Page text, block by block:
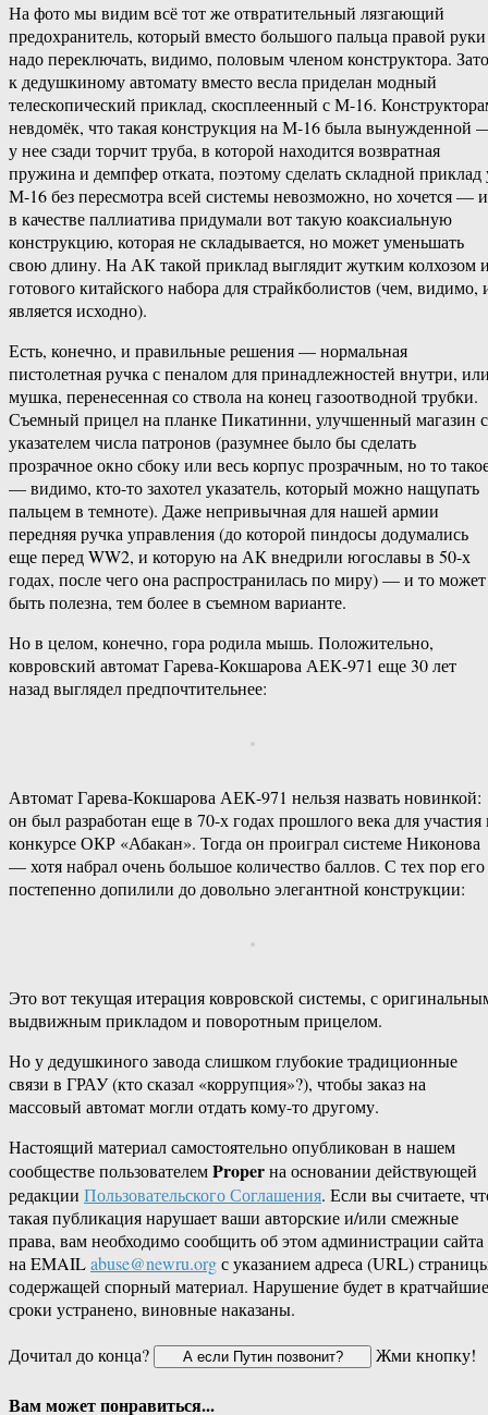
На фото мы видим всё тот же отвратительный лязгающий
предохранитель, который вместо большого пальца правой руки
надо переключать, видимо, половым членом конструктора. Зато
к дедушкиному автомату вместо весла приделан модный
телескопический приклад, скосплеенный с М-16.
невдомёк, что такая конструкция на М-16 была вынужденной
у нее сзади торчит труба, в которой находится возвратная
пружина и демпфер отката, поэтому сделать складной приклад
М-16 без пересмотра всей системы невозможно, но хочется — и
в качестве паллиатива придумали вот такую коаксиальную
конструкцию, которая не складывается, но может уменьшать
свою длину. На АК такой приклад выглядит жутким колхозом
готового китайского набора для страйкболистов (чем, видимо,
является исходно).
Есть, конечно, и правильные решения — нормальная
пистолетная ручка с пеналом для принадлежностей внутри,
мушка, перенесенная со ствола на конец газоотводной трубки.
Съемный прицел на планке Пикатинни, улучшенный магазин с
указателем числа патронов (разумнее было бы сделать
прозрачное окно сбоку или весь корпус прозрачным, но то
— видимо, кто-то захотел указатель, который можно нащупать
пальцем в темноте). Даже непривычная для нашей армии
передняя ручка управления (до которой пиндосы додумались
еще перед WW2, и которую на АК внедрили югославы в 50-х
годах, после чего она распространилась по миру) — и то может
быть полезна, тем более в съемном варианте.
Но в целом, конечно, гора родила мышь. Положительно,
ковровский автомат Гарева-Кокшарова АЕК-971 еще 30 лет
назад выглядел предпочтительнее:
Автомат Гарева-Кокшарова АЕК-971 нельзя назвать новинкой:
он был разработан еще в 70-х годах прошлого века для участия
конкурсе ОКР «Абакан». Тогда он проиграл системе Никонова
— хотя набрал очень большое количество баллов. С тех пор его
постепенно допилили до довольно элегантной конструкции:
Это вот текущая итерация ковровской системы, с
выдвижным прикладом и поворотным прицелом.
Но у дедушкиного завода слишком глубокие традиционные
связи в ГРАУ (кто сказал «коррупция»?), чтобы заказ на
массовый автомат могли отдать кому-то другому.
Настоящий материал самостоятельно опубликован в нашем
сообществе пользователемProperна основании действующей
редакции Пользовательского Соглашения. Если вы считаете,
такая публикация нарушает ваши авторские и/или смежные
права, вам необходимо сообщить об этом администрации сайта
на EMAILabuse@newru.orgс указанием адреса (URL)
содержащей спорный материал. Нарушение будет в кратчайшие
сроки устранено, виновные наказаны.
Дочитал до конца?
Жми кнопку!
Вам может понравиться...